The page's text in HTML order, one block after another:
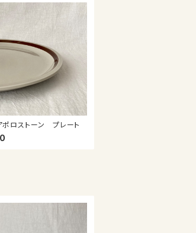
9 アポロストーン プレート